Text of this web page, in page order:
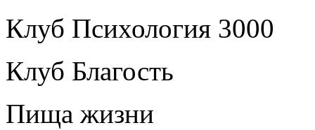
Клуб Психология 3000
Клуб Благость
Пища жизни